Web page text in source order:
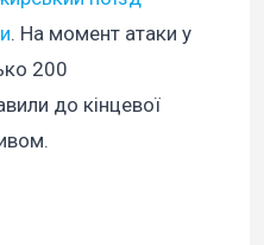
. На момент атаки у
200
до кінцевої